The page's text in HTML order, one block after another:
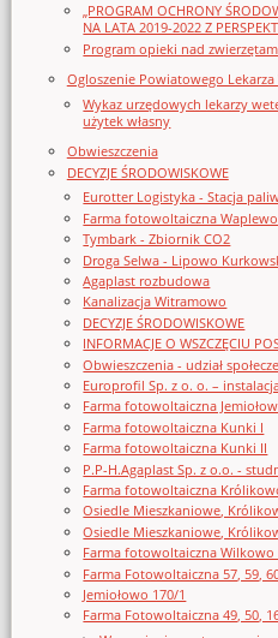
„PROGRAM OCHRONY
NA LATA 2019-2022 Z
Program opieki nad
Ogloszenie Powiatowego
Wykaz urzędowych lekarzy
użytek własny
Obwieszczenia
DECYZJE ŚRODOWISKOWE
Eurotter Logistyka - Stacja
Farma fotowoltaiczna Waplewo
Tymbark - Zbiornik CO2
Droga Selwa - Lipowo
Agaplast rozbudowa
Kanalizacja Witramowo
DECYZJE ŚRODOWISKOWE
INFORMACJE O WSZCZĘCIU
Obwieszczenia - udział
Europrofil Sp. z o. o. –
Farma fotowoltaiczna
Farma fotowoltaiczna Kunki I
Farma fotowoltaiczna Kunki II
P.P-H.Agaplast Sp. z o.o. -
Farma fotowoltaiczna
Osiedle Mieszkaniowe,
Osiedle Mieszkaniowe,
Farma fotowoltaiczna Wilkowo
Farma Fotowoltaiczna 57, 59,
Jemiołowo 170/1
Farma Fotowoltaiczna 49, 50,